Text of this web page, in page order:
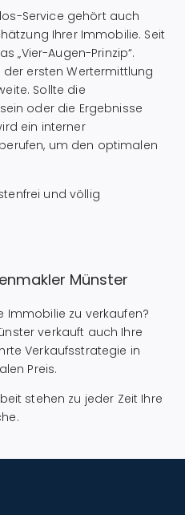
Service gehört auch
Ihrer Immobilie. Seit
„Vier-Augen-Prinzip“.
ersten Wertermittlung
Sollte die
oder die Ergebnisse
ein interner
um den optimalen
und völlig
Münster
Immobilie zu verkaufen?
verkauft auch Ihre
Verkaufsstrategie in
Preis.
stehen zu jeder Zeit Ihre